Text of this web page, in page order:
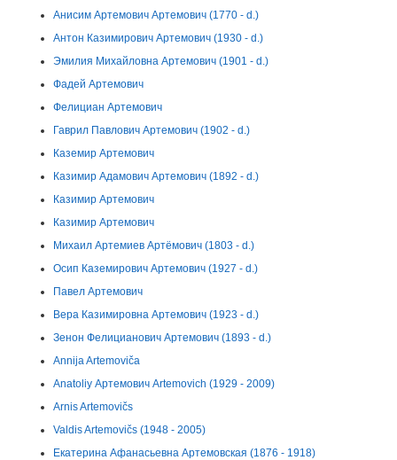
Анисим Артемович Артемович (1770 - d.)
Антон Казимирович Артемович (1930 - d.)
Эмилия Михайловна Артемович (1901 - d.)
Фадей Артемович
Фелициан Артемович
Гаврил Павлович Артемович (1902 - d.)
Каземир Артемович
Казимир Адамович Артемович (1892 - d.)
Казимир Артемович
Казимир Артемович
Михаил Артемиев Артёмович (1803 - d.)
Осип Каземирович Артемович (1927 - d.)
Павел Артемович
Вера Казимировна Артемович (1923 - d.)
Зенон Фелицианович Артемович (1893 - d.)
Annija Artemoviča
Anatoliy Артемович Artemovich (1929 - 2009)
Arnis Artemovičs
Valdis Artemovičs (1948 - 2005)
Екатерина Афанасьевна Артемовская (1876 - 1918)